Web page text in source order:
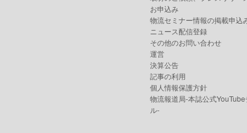
お申込み
物流セミナー情報の掲載申込
ニュース配信登録
その他のお問い合わせ
運営
決算公告
記事の利用
個人情報保護方針
物流報道局-本誌公式YouTube
ル-